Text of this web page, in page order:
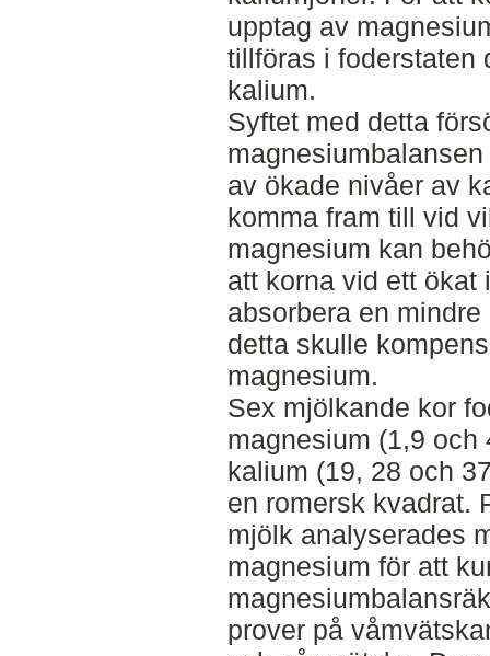
upptag av
tillföras i foderstaten
kalium.
Syftet med detta
av ökade nivåer av
komma fram till vid
magnesium kan
att korna vid ett ökat
absorbera en
detta skulle
magnesium.
Sex mjölkande kor
magnesium (1,9
kalium (19, 28 och
en romersk kvadrat.
mjölk analyserades
magnesium för att
prover på